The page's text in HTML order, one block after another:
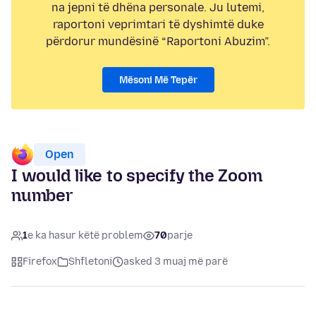
na jepni të dhëna personale. Ju lutemi,
raportoni veprimtari të dyshimtë duke
përdorur mundësinë “Raportoni Abuzim”.
Mësoni Më Tepër
Open
I would like to specify the Zoom
number
1e ka hasur këtë problem 70parje
Firefox Shfletoni asked 3 muaj më parë